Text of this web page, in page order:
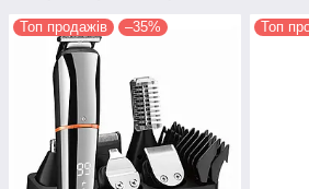
Топ продажів –35% Топ